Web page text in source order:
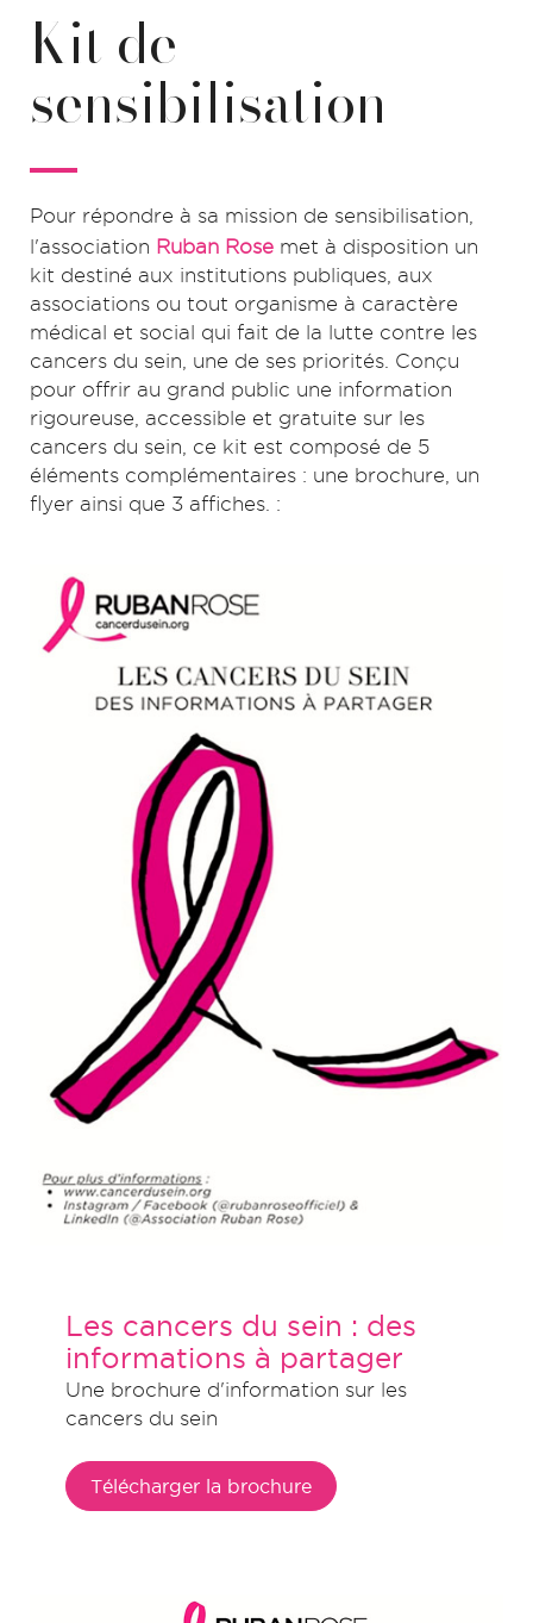
Kit de
sensibilisation
Pour répondre à sa mission de sensibilisation,
l'association Ruban Rose met à disposition un
kit destiné aux institutions publiques, aux
associations ou tout organisme à caractère
médical et social qui fait de la lutte contre les
cancers du sein, une de ses priorités. Conçu
pour offrir au grand public une information
rigoureuse, accessible et gratuite sur les
cancers du sein, ce kit est composé de 5
éléments complémentaires : une brochure, un
flyer ainsi que 3 affiches. :
Les cancers du sein : des
informations à partager
Une brochure d'information sur les
cancers du sein
Télécharger la brochure